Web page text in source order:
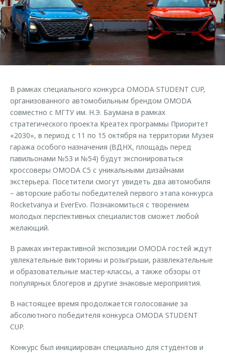
Страхование
Кредитный калькулятор
Аксессуары
Одежда и сувениры
Запчасти
Трейд-ин
Калькулятор трейд-ин
Клиентская поддержка
O&J Автоклуб
Клуб владельцев OMODA
Приложение O&J
Одежда и сувениры
Оригинальные аксессуары
Запчасти
Обратная связь
В рамках специального конкурса OMODA STUDENT CUP,
организованного автомобильным брендом OMODA
совместно с МГТУ им. Н.Э. Баумана в рамках
стратегического проекта Креатех программы Приоритет
«2030», в период с 11 по 15 октября на территории Музея
гаража особого назначения (ВДНХ, площадь перед
павильонами №53 и №54) будут экспонироваться
кроссоверы OMODA C5 с уникальными дизайнами
экстерьера. Посетители смогут увидеть два автомобиля
– авторские работы победителей первого этапа конкурса
Rocketvanya и EverEvo. Познакомиться с творением
молодых перспективных специалистов сможет любой
желающий.
В рамках интерактивной экспозиции OMODA гостей ждут
увлекательные викторины и розыгрыши, развлекательные
и образовательные мастер-классы, а также обзоры от
популярных блогеров и другие знаковые мероприятия.
В настоящее время продолжается голосование за
абсолютного победителя конкурса OMODA STUDENT
CUP.
Конкурс был инициирован специально для студентов и